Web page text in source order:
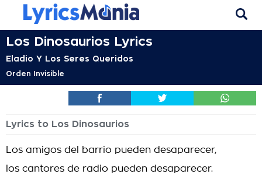
Los Dinosaurios Lyrics
Eladio Y Los Seres Queridos
Orden Invisible
Lyrics to Los Dinosaurios
Los amigos del barrio pueden desaparecer,
los cantores de radio pueden desaparecer.